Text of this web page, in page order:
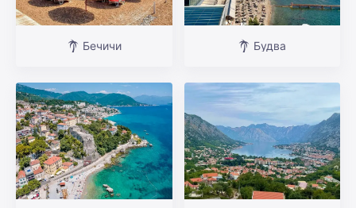
Бечичи Будва